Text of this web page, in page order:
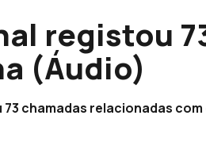
registou
(Áudio)
chamadas relacionadas com